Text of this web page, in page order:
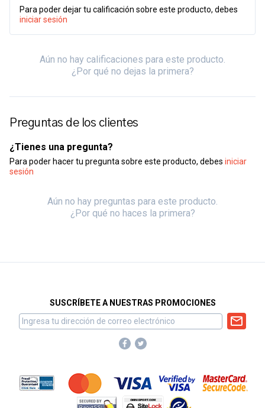
Para poder dejar tu calificación sobre este producto, debes
iniciar sesión
Aún no hay calificaciones para este producto.
¿Por qué no dejas la primera?
Preguntas de los clientes
¿Tienes una pregunta?
Para poder hacer tu pregunta sobre este producto, debes iniciar
sesión
Aún no hay preguntas para este producto.
¿Por qué no haces la primera?
SUSCRÍBETE A NUESTRAS PROMOCIONES